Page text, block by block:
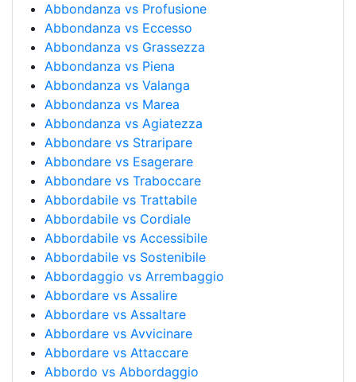
Abbondanza vs Profusione
Abbondanza vs Eccesso
Abbondanza vs Grassezza
Abbondanza vs Piena
Abbondanza vs Valanga
Abbondanza vs Marea
Abbondanza vs Agiatezza
Abbondare vs Straripare
Abbondare vs Esagerare
Abbondare vs Traboccare
Abbordabile vs Trattabile
Abbordabile vs Cordiale
Abbordabile vs Accessibile
Abbordabile vs Sostenibile
Abbordaggio vs Arrembaggio
Abbordare vs Assalire
Abbordare vs Assaltare
Abbordare vs Avvicinare
Abbordare vs Attaccare
Abbordo vs Abbordaggio